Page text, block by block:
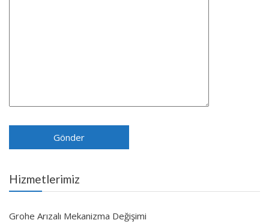
Hizmetlerimiz
Grohe Arızalı Mekanizma Değişimi